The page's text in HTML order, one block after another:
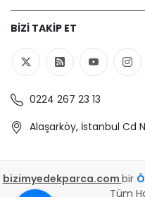
BIZI TAKIP ET
0224 267 23 13
Alaşarköy, İstanbul Cd
bizimyedekparca.com bir
Tüm